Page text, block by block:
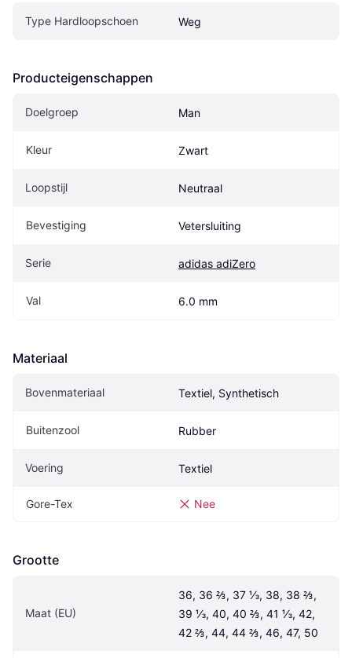
Type Hardloopschoen Weg
Producteigenschappen
Doelgroep Man
Kleur Zwart
Loopstijl Neutraal
Bevestiging Vetersluiting
Serie adidas adiZero
Val 6.0 mm
Materiaal
Bovenmateriaal Textiel, Synthetisch
Buitenzool Rubber
Voering Textiel
Gore-Tex Nee
Grootte
Maat (EU)
36, 36 ⅔, 37 ⅓, 38, 38 ⅔,
39 ⅓, 40, 40 ⅔, 41 ⅓, 42,
42 ⅔, 44, 44 ⅔, 46, 47, 50